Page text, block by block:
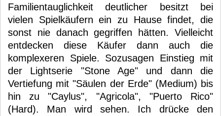
Familientauglichkeit deutlicher besitzt bei
vielen Spielkäufern ein zu Hause findet, die
sonst nie danach gegriffen hätten. Vielleicht
entdecken diese Käufer dann auch die
komplexeren Spiele. Sozusagen Einstieg mit
der Lightserie "Stone Age" und dann die
Vertiefung mit "Säulen der Erde" (Medium) bis
hin zu "Caylus", "Agricola", "Puerto Rico"
(Hard). Man wird sehen. Ich drücke den